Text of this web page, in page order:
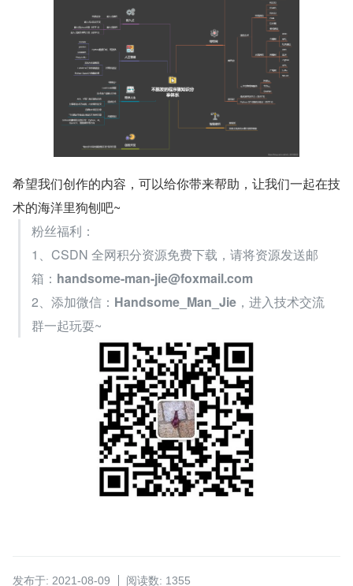
希望我们创作的内容，可以给你带来帮助，让我们一起在技
术的海洋里狗刨吧~
粉丝福利：
1、CSDN 全网积分资源免费下载，请将资源发送邮
箱： handsome-man-jie@foxmail.com
2、添加微信： Handsome_Man_Jie ，进入技术交流
群一起玩耍~
发布于: 2021-08-09 阅读数: 1355